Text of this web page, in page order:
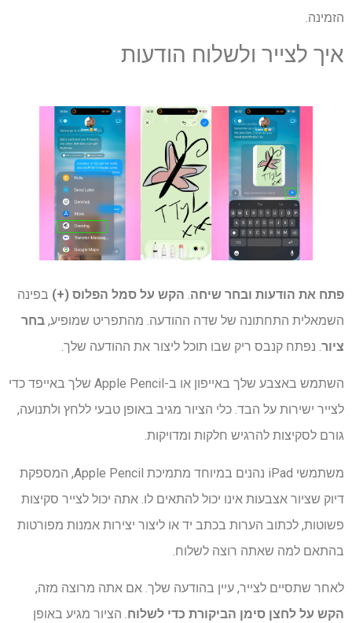
הזמינה.
איך לצייר ולשלוח הודעות
פתח את הודעות ובחר שיחה. הקש על סמל הפלוס (+) בפינה
השמאלית התחתונה של שדה ההודעה. מהתפריט שמופיע, בחר
ציור. נפתח קנבס ריק שבו תוכל ליצור את ההודעה שלך.
השתמש באצבע שלך באייפון או ב-Apple Pencil שלך באייפד כדי
לצייר ישירות על הבד. כלי הציור מגיב באופן טבעי ללחץ ולתנועה,
גורם לסקיצות להרגיש חלקות ומדויקות.
משתמשי iPad נהנים במיוחד מתמיכת Apple Pencil, המספקת
דיוק שציור אצבעות אינו יכול להתאים לו. אתה יכול לצייר סקיצות
פשוטות, לכתוב הערות בכתב יד או ליצור יצירות אמנות מפורטות
בהתאם למה שאתה רוצה לשלוח.
לאחר שתסיים לצייר, עיין בהודעה שלך. אם אתה מרוצה מזה,
הקש על לחצן סימן הביקורת כדי לשלוח. הציור מגיע באופן